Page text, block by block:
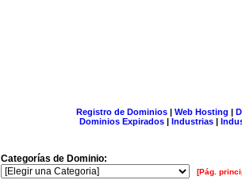
Registro de Dominios| Web Hosting |
Dominios Expirados | Industrias |
Categorías de Dominio:
[Pág.